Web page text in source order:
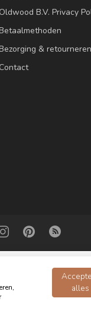
Oldwood B.V. Privacy
& retourneren
Contact
- Powered by
alles